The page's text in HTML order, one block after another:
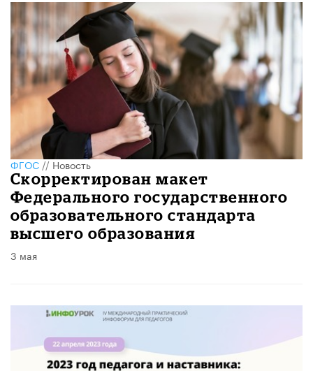
ФГОС//Новость
Скорректирован макет
Федерального государственного
образовательного стандарта
высшего образования
3 мая